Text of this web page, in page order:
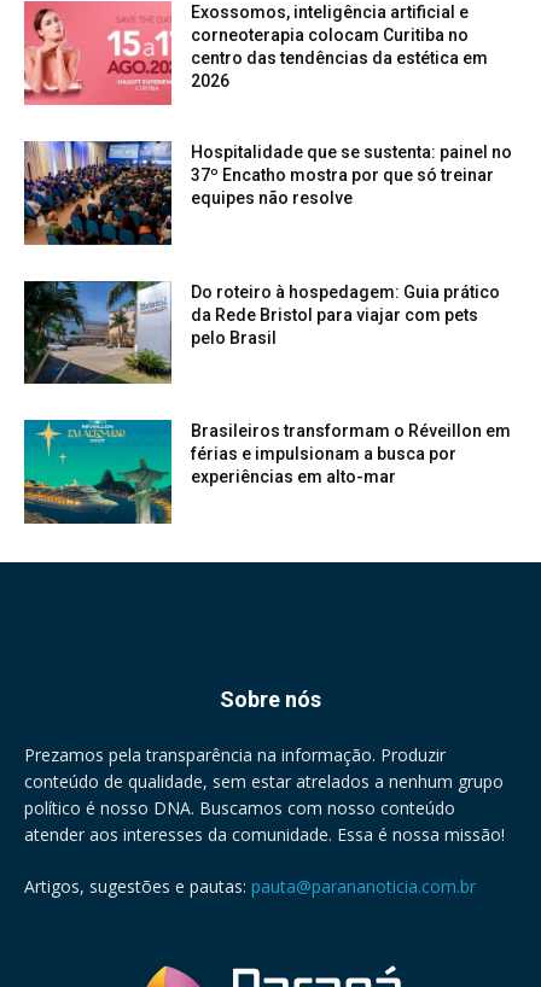
Exossomos, inteligência artificial e
corneoterapia colocam Curitiba no
centro das tendências da estética em
2026
Hospitalidade que se sustenta: painel no
37º Encatho mostra por que só treinar
equipes não resolve
Do roteiro à hospedagem: Guia prático
da Rede Bristol para viajar com pets
pelo Brasil
Brasileiros transformam o Réveillon em
férias e impulsionam a busca por
experiências em alto-mar
Sobre nós
Prezamos pela transparência na informação. Produzir
conteúdo de qualidade, sem estar atrelados a nenhum grupo
político é nosso DNA. Buscamos com nosso conteúdo
atender aos interesses da comunidade. Essa é nossa missão!
Artigos, sugestões e pautas: pauta@parananoticia.com.br